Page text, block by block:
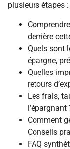
plusieurs étapes :
derrière
Quels sont
épargne,
Quelles
retours
Les frais,
l’épargnant
Comment
Conseils
FAQ